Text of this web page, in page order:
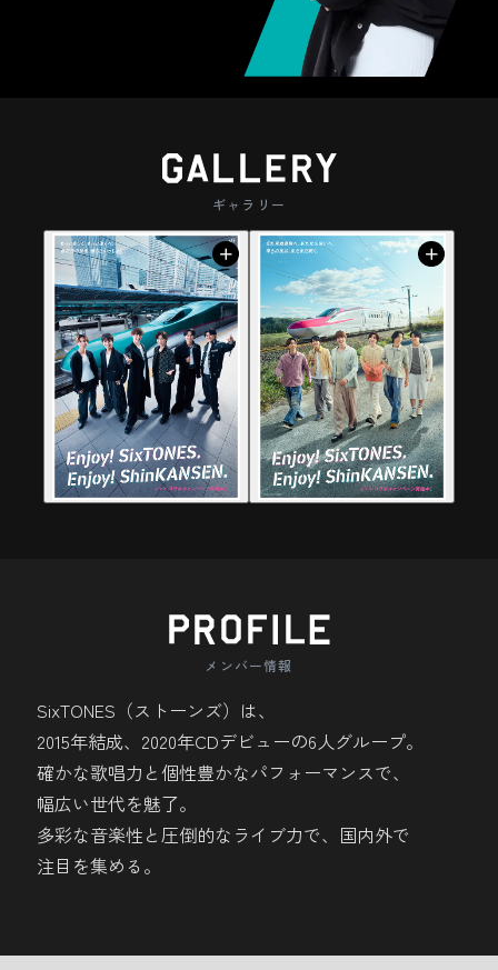
JRE POINT会員規約第17条（会員の個人情
報の収集・利用・提供）に基づき、本キャ
ンペーンに類似した各種イベントの案内、
さまの情報を使用することに同意したもの
色鮮やかなねぶたの山車と太鼓の音にワク
点の体験スポット。
網張温泉の雲海
雫石の町並みを見渡す休暇村岩手網張温
泉。天候に恵まれると辺り一面を雲海が覆
います。雲海の合間から昇る朝日は息を吞
むほど美しく、思わずため息がでるほどで
す。
新玉川温泉
雄大な自然に包まれた新玉川温泉。源泉か
新鮮な枝豆を茹でてつぶした「ずんだ」は
優しい甘さが人気。定番のずんだ餅はもち
ろん、ずんだ大福そして大人気のずんだシ
お土産にもピッタリです。
写真提供：宮城県観光戦略課
日本三景・松島の絶景と穏やかな海風に包
日常を忘れる贅沢な旅を楽しもう。
※画像提供：（一社）松島観光協会
つやつや赤く輝くさくらんぼをその場でぱ
くっ。その甘さに手が止まらない、山形な
らではの体験。
山寺
石段を登りながら壮大な景色と歴史に触
れ、四季折々の絶景と歴史ある寺院が織り
なす特別な空間を堪能しよう。
塩が三、麹が五で米が八の割合で作られる
ことからその名がついた、江戸時代からあ
る発酵食品。
四季折々の景観と歴史的重みを感じられる
名城です。天守閣からの眺望が抜群で、会
津盆地や磐梯山を一望して会津の魅力を存
分に味わえます。
ギャラリー
メンバー情報
SixTONES（ストーンズ）は、
2015年結成、2020年CDデビューの6人グループ。
確かな歌唱力と個性豊かなパフォーマンスで、
幅広い世代を魅了。
多彩な音楽性と圧倒的なライブ力で、国内外で
注目を集める。